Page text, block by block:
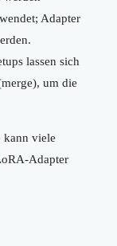
Adapter
lassen sich
um die
kann viele
Adapter